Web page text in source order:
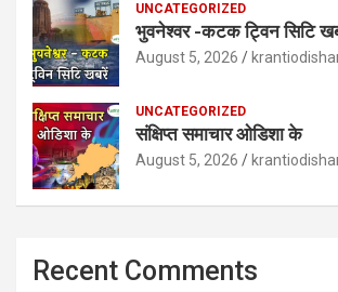
UNCATEGORIZED
भुवनेश्वर -कटक ट्विन सिटि
August 5, 2026
UNCATEGORIZED
संक्षिप्त समाचार ओडिशा के
August 5, 2026
Recent Comments